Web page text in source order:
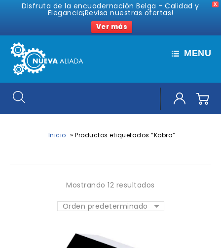
X
Disfruta de la encuadernación Belga - Calidad y
Elegancia¡Revisa nuestras ofertas!
Ver más
MENU
Inicio » Productos etiquetados “Kobra”
Mostrando 12 resultados
Orden predeterminado